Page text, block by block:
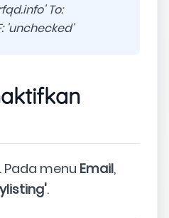
' To:
'unchecked'
Pada menu Email,
.